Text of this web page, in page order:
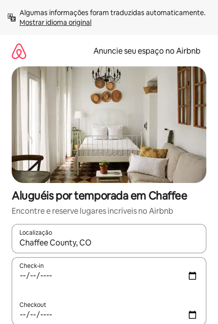
para
Mostrar idioma original
Anuncie seu espaço no Airbnb
Aluguéis por temporada em Chaffee
Encontre e reserve lugares incríveis no Airbnb
Localização
Quando os resultados estiverem disponíveis, explore-os
Check-in
Checkout